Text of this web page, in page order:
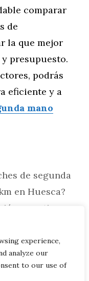
experience,
analyze our
to our use of
comparar
de
la que mejor
presupuesto.
podrás
eficiente y a
mano
de segunda
en Huesca?
para ti
en el precio
Descubre